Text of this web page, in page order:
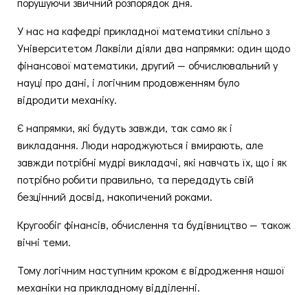
У нас на кафедрі прикладної математики спільно з
Університетом Лаквіли діяли два напрямки: один щодо
фінансової математики, другий — обчислювальний у
науці про дані, і логічним продовженням було
відродити механіку.
Є напрямки, які будуть завжди, так само як і
викладання. Люди народжуються і вмирають, але
завжди потрібні мудрі викладачі, які навчать їх, що і як
потрібно робити правильно, та передадуть свій
безцінний досвід, накопичений роками.
Кругообіг фінансів, обчислення та будівництво — також
вічні теми.
Тому логічним наступним кроком є відродження нашої
механіки на прикладному відділенні.